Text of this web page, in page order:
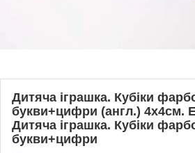
Дитяча іграшка. Кубіки
букви+цифри (англ.) 4х4см.
Дитяча іграшка. Кубіки
букви+цифри